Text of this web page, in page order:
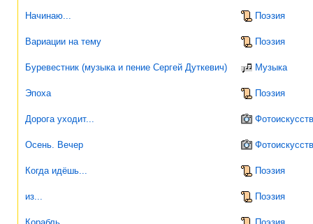
Начинаю... Поэзия
Вариации на тему Поэзия
Буревестник (музыка и пение Сергей Дуткевич) Музыка
Эпоха Поэзия
Дорога уходит...
Осень. Вечер
Когда идёшь... Поэзия
из... Поэзия